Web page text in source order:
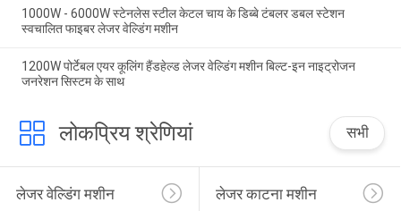
1000W - 6000W स्टेनलेस स्टील केटल चाय के डिब्बे टंबलर डबल स्टेशन
स्वचालित फाइबर लेजर वेल्डिंग मशीन
1200W पोर्टेबल एयर कूलिंग हैंडहेल्ड लेजर वेल्डिंग मशीन बिल्ट-इन नाइट्रोजन
जनरेशन सिस्टम के साथ
लोकप्रिय श्रेणियां सभी
लेजर वेल्डिंग मशीन लेजर काटना मशीन